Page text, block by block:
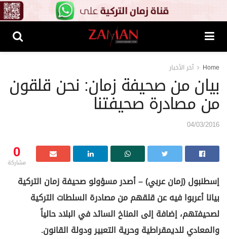
Home آخر الأخبار
بيان من صحيفة زمان: نحن قلقون
من مصادرة صحيفتنا
04/03/2016
0
مشاركة
إسطنبول (زمان عربي) – أصدر مسؤولو صحيفة زمان التركية
بيانا أعربوا فيه عن قلقهم من مصادرة السلطات التركية
لصحيفتهم، إضافة إلى المناخ السائد في البلاد حالياً
والمعادي للديمقراطية وحرية التعبير ودولة القانون.